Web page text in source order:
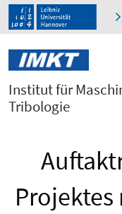
Institut für
Tribologie
Projektes